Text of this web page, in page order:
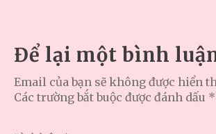
Để lại một bình
Email của bạn sẽ không được hiển
Các trường bắt buộc được đánh dấu *